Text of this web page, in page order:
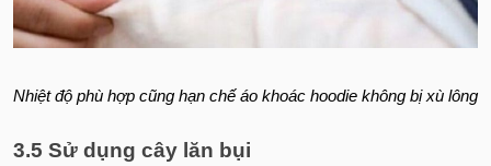
Nhiệt độ phù hợp cũng hạn chế áo khoác hoodie không bị xù lông
3.5 Sử dụng cây lăn bụi